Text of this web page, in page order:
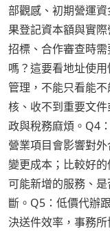
部觀感、初期營運
果登記資本額與實
招標、合作審查時
嗎？這要看地址使
管理，不能只看能
核、收不到重要文
政與稅務麻煩。Q4
營業項目會影響對
變更成本；比較好
可能新增的服務、
斷。Q5：低價代辦
決送件效率，事務